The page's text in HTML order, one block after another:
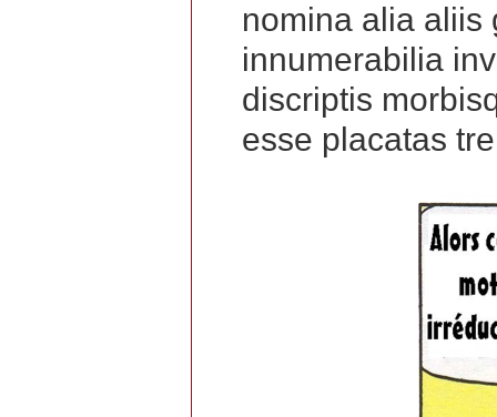
nomina alia aliis
innumerabilia
discriptis
esse placatas